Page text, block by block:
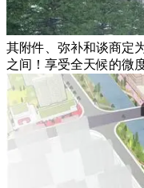
其附件、弥补和谈商定
之间！享受全天候的微